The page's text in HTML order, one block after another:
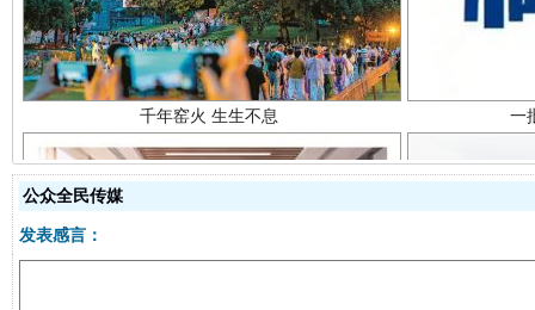
公众全民传媒
发表感言：